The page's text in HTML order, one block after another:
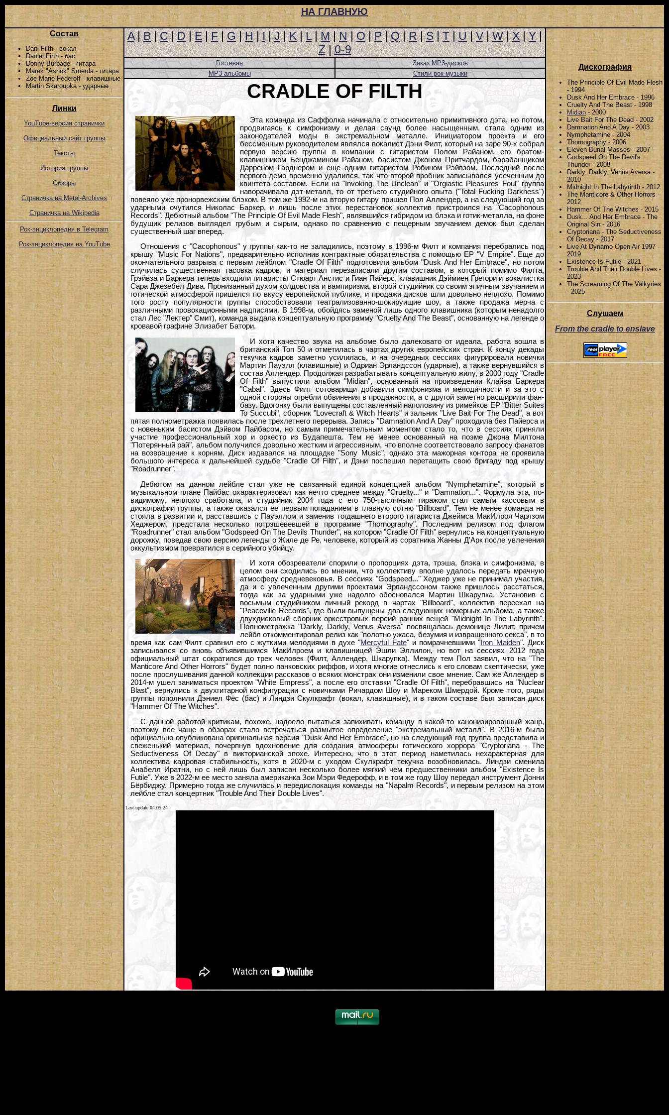
НА ГЛАВНУЮ
Состав
Dani Filth - вокал
Daniel Firth - бас
Donny Burbage - гитара
Marek "Ashok" Smerda - гитара
Zoe Marie Federoff - клавишные
Martin Skaroupka - ударные
Линки
YouTube-версия странички
Официальный сайт группы
Тексты
История группы
Обзоры
Страничка на Metal-Archives
Страничка на Wikipedia
Рок-энциклопедия в Telegram
Рок-энциклопедия на YouTube
A|B|C|D|E|F|G|H|I|J|K|L|M|N|O|P|Q|R|S|T|U|V|W|X|Y|
Z|0-9
Дискография
The Principle Of Evil Made Flesh
- 1994
Dusk And Her Embrace - 1996
Cruelty And The Beast - 1998
Midian - 2000
Live Bait For The Dead - 2002
Damnation And A Day - 2003
Nymphetamine - 2004
Thornography - 2006
Eleven Burial Masses - 2007
Godspeed On The Devil's
Thunder - 2008
Darkly, Darkly, Venus Aversa -
2010
Midnight In The Labyrinth - 2012
The Manticore & Other Horrors -
2012
Hammer Of The Witches - 2015
Dusk... And Her Embrace - The
Original Sin - 2016
Cryptoriana - The Seductiveness
Of Decay - 2017
Live At Dynamo Open Air 1997 -
2019
Existence Is Futile - 2021
Trouble And Their Double Lives -
2023
The Screaming Of The Valkyries
- 2025
Слушаем
From the cradle to enslave
Гостевая
Заказ MP3-дисков
MP3-альбомы
Стили рок-музыки
CRADLE OF FILTH
Эта команда из Саффолка начинала с относительно примитивного дэта, но потом,
продвигаясь к симфонизму и делая саунд более насыщенным, стала одним из
законодателей моды в экстремальном металле. Инициатором проекта и его
бессменным руководителем являлся вокалист Дэни Филт, который на заре 90-х собрал
первую версию группы в компании с гитаристом Полом Райаном, его братом-
клавишником Бенджамином Райаном, басистом Джоном Притчардом, барабанщиком
Дарреном Гарднером и еще одним гитаристом Робином Рэйвзом. Последний после
первого демо временно удалился, так что второй пробник записывался усеченным до
квинтета составом. Если на "Invoking The Unclean" и "Orgiastic Pleasures Foul" группа
наворачивала дэт-металл, то от третьего студийного опыта ("Total Fucking Darkness")
повеяло уже пронорвежским блэком. В том же 1992-м на вторую гитару пришел Пол Аллендер, а на следующий год за
ударными очутился Николас Баркер, и лишь после этих перестановок коллектив пристроился на "Cacophonous
Records". Дебютный альбом "The Principle Of Evil Made Flesh", являвшийся гибридом из блэка и готик-металла, на фоне
будущих релизов выглядел грубым и сырым, однако по сравнению с пещерным звучанием демок был сделан
существенный шаг вперед.
Отношения с "Cacophonous" у группы как-то не заладились, поэтому в 1996-м Филт и компания перебрались под
крышу "Music For Nations", предварительно исполнив контрактные обязательства с помощью EP "V Empire". Еще до
окончательного разрыва с первым лейблом "Cradle Of Filth" подготовили альбом "Dusk And Her Embrace", но потом
случилась существенная тасовка кадров, и материал перезаписали другим составом, в который помимо Филта,
Грэйвза и Баркера теперь входили гитаристы Стюарт Анстис и Гиан Пайерс, клавишник Дэймиен Грегори и вокалистка
Сара Джезебел Дива. Пронизанный духом колдовства и вампиризма, второй студийник со своим эпичным звучанием и
готической атмосферой пришелся по вкусу европейской публике, и продажи дисков шли довольно неплохо. Помимо
того росту популярности группы способствовали театрализованно-шокируищие шоу, а также продажа мерча с
различными провокационными надписями. В 1998-м, обойдясь заменой лишь одного клавишника (которым ненадолго
стал Лес "Лектер" Смит), команда выдала концептуальную программу "Cruelty And The Beast", основанную на легенде о
кровавой графине Элизабет Батори.
И хотя качество звука на альбоме было далековато от идеала, работа вошла в
британский Топ 50 и отметилась в чартах других европейских стран. К концу декады
текучка кадров заметно усилилась, и на очередных сессиях фигурировали новички
Мартин Пауэлл (клавишные) и Одриан Эрландссон (ударные), а также вернувшийся в
состав Аллендер. Продолжая разрабатывать концептуальную жилу, в 2000 году "Cradle
Of Filth" выпустили альбом "Midian", основанный на произведении Клайва Баркера
"Cabal". Здесь Филт сотоварищи добавили симфонизма и мелодичности и за это с
одной стороны огребли обвинения в продажности, а с другой заметно расширили фан-
базу. Вдогонку были выпущены составленный наполовину из римейков EP "Bitter Suites
To Succubi", сборник "Lovecraft & Witch Hearts" и зальник "Live Bait For The Dead", а вот
пятая полнометражка появилась после трехлетнего перерыва. Запись "Damnation And A Day" проходила без Пайерса и
с новеньким басистом Дэйвом Пайбасом, но самым примечательным моментом стало то, что в сессиях приняли
участие профессиональный хор и оркестр из Будапешта. Тем не менее основанный на поэме Джона Милтона
"Потерянный рай", альбом получился довольно жестким и агрессивным, что вполне соответствовало запросу фанатов
на возвращение к корням. Диск издавался на площадке "Sony Music", однако эта мажорная контора не проявила
большого интереса к дальнейшей судьбе "Cradle Of Filth", и Дэни поспешил перетащить свою бригаду под крышу
"Roadrunner".
Дебютом на данном лейбле стал уже не связанный единой концепцией альбом "Nymphetamine", который в
музыкальном плане Пайбас охарактеризовал как нечто среднее между "Cruelty..." и "Damnation...". Формула эта, по-
видимому, неплохо сработала, и студийник 2004 года с его 750-тысячным тиражом стал самым кассовым в
дискографии группы, а также оказался ее первым попаданием в главную сотню "Billboard". Тем не менее команда не
стояла в развитии и, расставшись с Пауэллом и заменив тогдашнего второго гитариста Джеймса МакИлроя Чарлзом
Хеджером, предстала несколько потрэшевевшей в программе "Thornography". Последним релизом под флагом
"Roadrunner" стал альбом "Godspeed On The Devils Thunder", на котором "Cradle Of Filth" вернулись на концептуальную
дорожку, поведав свою версию легенды о Жиле де Ре, человеке, который из соратника Жанны Д'Арк после увлечения
оккультизмом превратился в серийного убийцу.
И хотя обозреватели спорили о пропорциях дэта, трэша, блэка и симфонизма, в
целом они сходились во мнении, что коллективу вполне удалось передать мрачную
атмосферу средневековья. В сессиях "Godspeed..." Хеджер уже не принимал участия,
да и с увлеченным другими проектами Эрландссоном также пришлось расстаться,
тогда как за ударными уже надолго обосновался Мартин Шкарупка. Установив с
восьмым студийником личный рекорд в чартах "Billboard", коллектив переехал на
"Peaceville Records", где были выпущены два следующих номерных альбома, а также
двухдисковый сборник оркестровых версий ранних вещей "Midnight In The Labyrinth".
Полнометражка "Darkly, Darkly, Venus Aversa" посвящалась демонице Лилит, причем
лейбл откомментировал релиз как "полотно ужаса, безумия и извращенного секса", в то
время как сам Филт сравнил его с жуткими мелодиями в духе "Mercyful Fate" и помрачневшими " Iron Maiden". Диск
записывался со вновь объявившимся МакИлроем и клавишницей Эшли Эллилон, но вот на сессиях 2012 года
официальный штат сократился до трех человек (Филт, Аллендер, Шкарупка). Между тем Пол заявил, что на "The
Manticore And Other Horrors" будет полно панковских риффов, и хотя многие отнеслись к его словам скептически, уже
после прослушивания данной коллекции рассказов о всяких монстрах они изменили свое мнение. Сам же Аллендер в
2014-м ушел заниматься проектом "White Empress", а после его отставки "Cradle Of Filth", перебравшись на "Nuclear
Blast", вернулись к двухгитарной конфигурации с новичками Ричардом Шоу и Мареком Шмердой. Кроме того, ряды
группы пополнили Дэниел Фёс (бас) и Линдзи Скулкрафт (вокал, клавишные), и в таком составе был записан диск
"Hammer Of The Witches".
С данной работой критикам, похоже, надоело пытаться запихивать команду в какой-то канонизированный жанр,
поэтому все чаще в обзорах стало встречаться размытое определение "экстремальный металл". В 2016-м была
официально опубликована оригинальная версия "Dusk And Her Embrace", но на следующий год группа представила и
свеженький материал, почерпнув вдохновение для создания атмосферы готического хоррора "Cryptoriana - The
Seductiveness Of Decay" в викторианской эпохе. Интересно, что в этот период наметилась нехарактерная для
коллектива кадровая стабильность, хотя в 2020-м с уходом Скулкрафт текучка возобновилась. Линдзи сменила
Анабелл Иратни, но с ней лишь был записан несколько более мягкий чем предшественники альбом "Existence Is
Futile". Уже в 2022-м ее место заняла американка Зои Мэри Федерофф, и в том же году Шоу передал инструмент Донни
Бёрбиджу. Примерно тогда же случилась и передислокация команды на "Napalm Records", и первым релизом на этом
лейбле стал концертник "Trouble And Their Double Lives".
Last update 04.05.24